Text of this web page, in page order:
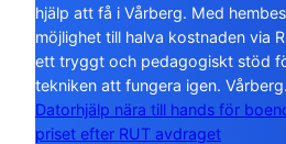
hjälp att få i Vårberg. Med
möjlighet till halva kostnaden via
ett tryggt och pedagogiskt stöd
tekniken att fungera igen.
Datorhjälp nära till hands för
priset efter RUT avdraget